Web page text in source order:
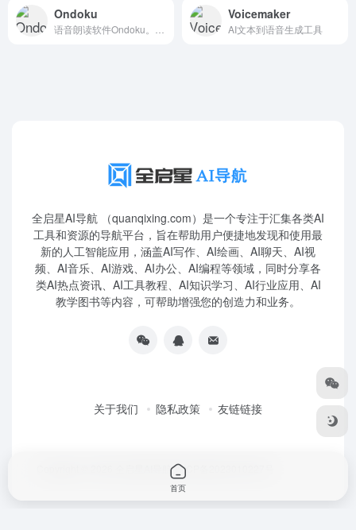
Ondoku Voicemaker
AI文本到语音生成工具
全启星AI导航 （quanqixing.com）是一个专注于汇集各类AI
工具和资源的导航平台，旨在帮助用户便捷地发现和使用最
新的人工智能应用，涵盖AI写作、AI绘画、AI聊天、AI视
频、AI音乐、AI游戏、AI办公、AI编程等领域，同时分享各
类AI热点资讯、AI工具教程、AI知识学习、AI行业应用、AI
教学图书等内容，可帮助增强您的创造力和业务。
关于我们 隐私政策 友链链接
全启星AI导航鲁ICP备2023010227号
首页